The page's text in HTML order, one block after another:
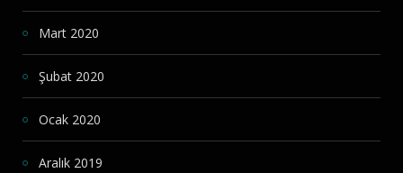
Mart 2020
Şubat 2020
Ocak 2020
Aralık 2019